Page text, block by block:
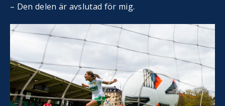
– Den delen är avslutad för mig.